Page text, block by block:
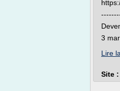
3
Lire
Site :